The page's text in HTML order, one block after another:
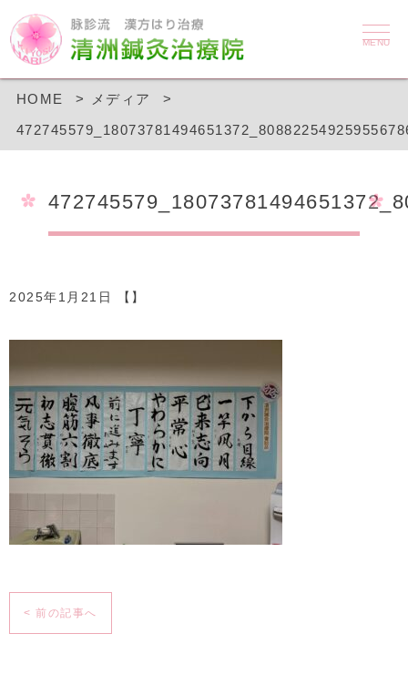
MENU
HOME
メディア
2025年1月21日 【】
< 前の記事へ